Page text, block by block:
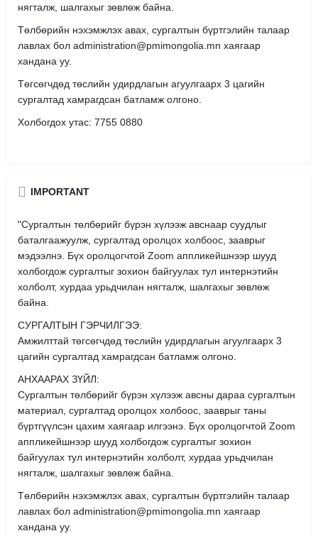
нягталж, шалгахыг зөвлөж байна.
Төлбөрийн нэхэмжлэх авах, сургалтын бүртгэлийн талаар
лавлах бол administration@pmimongolia.mn хаягаар
хандана уу.
Төгсөгчдөд төслийн удирдлагын агуулгаарх 3 цагийн
сургалтад хамрагдсан батламж олгоно.
Холбогдох утас: 7755 0880
IMPORTANT
"Сургалтын төлбөрийг бүрэн хүлээж авснаар суудлыг
баталгаажуулж, сургалтад оролцох холбоос, зааврыг
мэдээлнэ. Бүх оролцогчтой Zoom аппликейшнээр шууд
холбогдож сургалтыг зохион байгуулах тул интернэтийн
холболт, хурдаа урьдчилан нягталж, шалгахыг зөвлөж
байна.
СУРГАЛТЫН ГЭРЧИЛГЭЭ:
Амжилттай төгсөгчдөд төслийн удирдлагын агуулгаарх 3
цагийн сургалтад хамрагдсан батламж олгоно.
АНХААРАХ ЗҮЙЛ:
Сургалтын төлбөрийг бүрэн хүлээж авсны дараа сургалтын
материал, сургалтад оролцох холбоос, зааврыг таны
бүртгүүлсэн цахим хаягаар илгээнэ. Бүх оролцогчтой Zoom
аппликейшнээр шууд холбогдож сургалтыг зохион
байгуулах тул интернэтийн холболт, хурдаа урьдчилан
нягталж, шалгахыг зөвлөж байна.
Төлбөрийн нэхэмжлэх авах, сургалтын бүртгэлийн талаар
лавлах бол administration@pmimongolia.mn хаягаар
хандана уу.